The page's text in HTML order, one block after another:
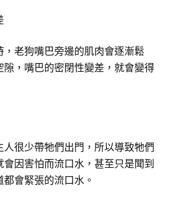
，老狗嘴巴旁邊的肌肉會逐漸鬆
隙，嘴巴的密閉性變差，就會變得
人很少帶牠們出門，所以導致牠們
因害怕而流口水，甚至只是聞到
會緊張的流口水。